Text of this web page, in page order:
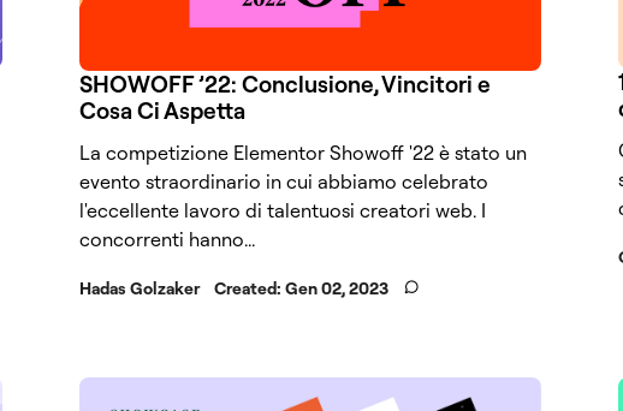
SHOWOFF ’22: Conclusione, Vincitori e
Cosa Ci Aspetta
La competizione Elementor Showoff '22 è stato un
evento straordinario in cui abbiamo celebrato
l'eccellente lavoro di talentuosi creatori web. I
concorrenti hanno...
Hadas Golzaker Created: Gen 02, 2023